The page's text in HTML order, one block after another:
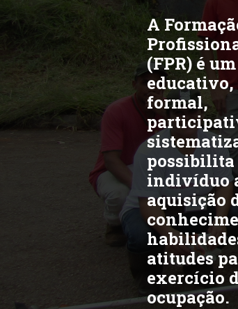
A
(FPR) é
educativo,
formal,
possibilita
indivíduo
aquisição
atitudes
exercício
ocupação.